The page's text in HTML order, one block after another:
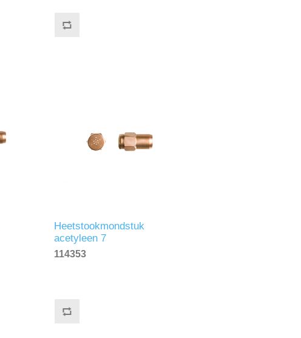
Heetstookmondstuk
acetyleen 7
114353